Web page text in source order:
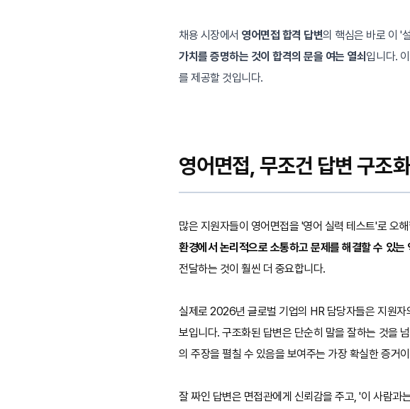
채용 시장에서 영어면접 합격 답변의 핵심은 바로 이 '
가치를 증명하는 것이 합격의 문을 여는 열쇠 입니다.
를 제공할 것입니다.
영어면접, 무조건 답변 구조
많은 지원자들이 영어면접을 '영어 실력 테스트'로 오
환경에서 논리적으로 소통하고 문제를 해결할 수 있는
전달하는 것이 훨씬 더 중요합니다.
실제로 2026년 글로벌 기업의 HR 담당자들은 지원
보입니다. 구조화된 답변은 단순히 말을 잘하는 것을
의 주장을 펼칠 수 있음을 보여주는 가장 확실한 증거
잘 짜인 답변은 면접관에게 신뢰감을 주고, '이 사람과